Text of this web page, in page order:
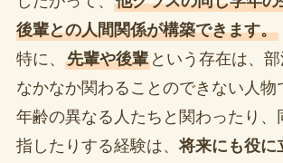
後輩との人間関係が構築できます。
特に、 先輩や後輩という存在は、
なかなか関わることのできない人物
年齢の異なる人たちと関わったり、
指したりする経験は、 将来にも役に